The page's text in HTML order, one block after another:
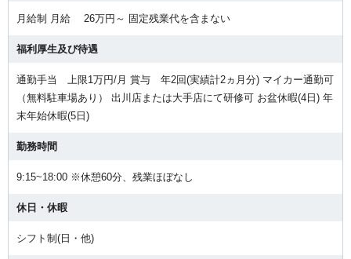
月給制 月給 26万円～ 固定残業代を含まない
福利厚生及び待遇
通勤手当 上限1万円/月 賞与 年2回(実績計2ヵ月分) マイカー通勤可
（無料駐車場あり） 出川店または大手店にて研修可 お盆休暇(4日) 年
末年始休暇(5日)
勤務時間
9:15~18:00 ※休憩60分、残業ほぼなし
休日・休暇
シフト制(日・他)